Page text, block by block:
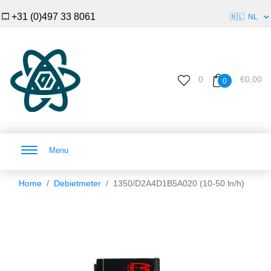
+31 (0)497 33 8061 🇳🇱 NL
0 0 €0,00
Menu
Home Debietmeter 1350/D2A4D1B5A020 (10-50 ln/h)